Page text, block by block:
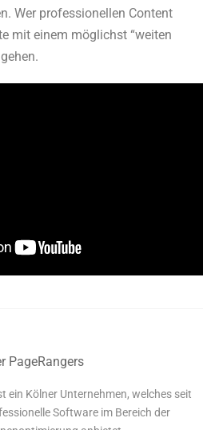
Wer professionellen Content
mit einem möglichst “weiten
PageRangers
ein Kölner Unternehmen, welches seit
Software im Bereich der